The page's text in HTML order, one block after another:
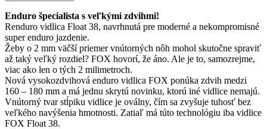
Enduro špecialista s veľkými zdvihmi!
Renduro vidlica Float 38, navrhnutá pre moderné a nekompromisné
super enduro jazdenie.
Žeby o 2 mm väčší priemer vnútorných nôh mohol skutočne spraviť
až taký veľký rozdiel? FOX hovorí, že áno. Ale je to, samozrejme,
viac ako len o tých 2 milimetroch.
Nová vysokozdvihová enduro vidlica FOX ponúka zdvih medzi
160 – 180 mm a má jednu skrytú novinku, ktorú iné vidlice nemajú.
Vnútorný tvar stĺpiku vidlice je oválny, čím sa zvyšuje tuhosť bez
veľkého navýšenia hmotnosti. Zatiaľ má túto technológiu iba vidlice
FOX Float 38.